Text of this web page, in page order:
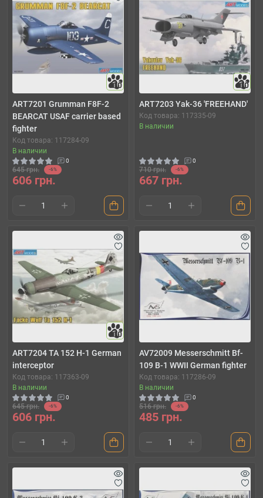
10
ART7201 Grumman F8F-2
BEARCAT USAF carrier based
fighter
Код товара: 117284-09
В наличии
0
645 грн. -6%
606 грн.
10
ART7203 Yak-36 'FREEHAND'
Код товара: 117335-09
В наличии
0
710 грн. -6%
667 грн.
10
ART7204 TA 152 H-1 German
interceptor
Код товара: 117363-09
В наличии
0
645 грн. -6%
606 грн.
AV72009 Messerschmitt Bf-
109 B-1 WWII German fighter
Код товара: 117286-09
В наличии
0
516 грн. -6%
485 грн.